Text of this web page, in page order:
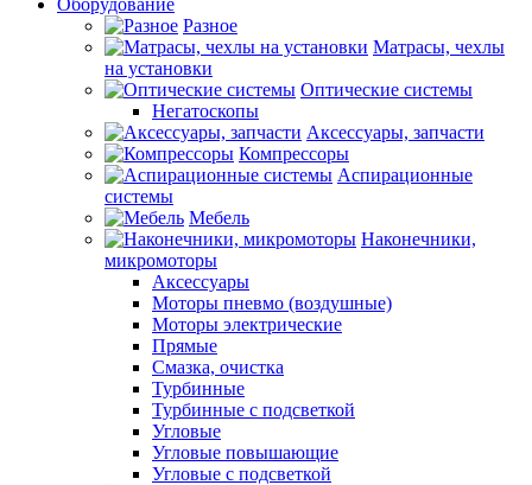
Оборудование
Разное
Матрасы, чехлы
на установки
Оптические системы
Негатоскопы
Аксессуары, запчасти
Компрессоры
Аспирационные
системы
Мебель
Наконечники,
микромоторы
Аксессуары
Моторы пневмо (воздушные)
Моторы электрические
Прямые
Смазка, очистка
Турбинные
Турбинные с подсветкой
Угловые
Угловые повышающие
Угловые с подсветкой